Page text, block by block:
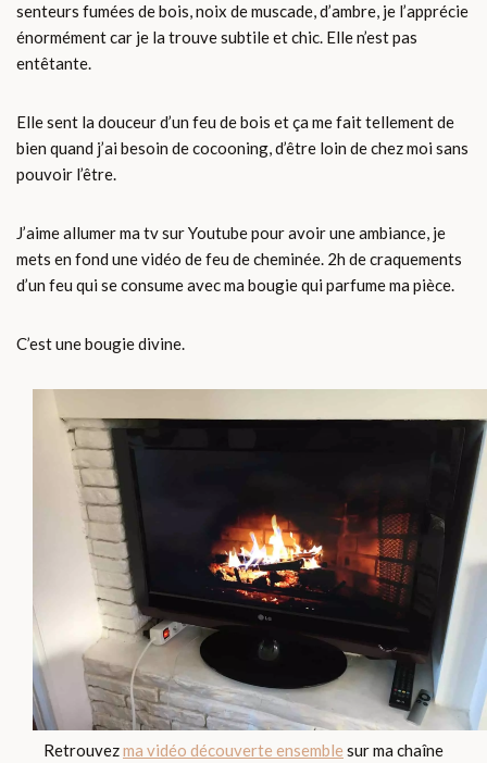
senteurs fumées de bois, noix de muscade, d’ambre, je l’apprécie
énormément car je la trouve subtile et chic. Elle n’est pas
entêtante.
Elle sent la douceur d’un feu de bois et ça me fait tellement de
bien quand j’ai besoin de cocooning, d’être loin de chez moi sans
pouvoir l’être.
J’aime allumer ma tv sur Youtube pour avoir une ambiance, je
mets en fond une vidéo de feu de cheminée. 2h de craquements
d’un feu qui se consume avec ma bougie qui parfume ma pièce.
C’est une bougie divine.
Retrouvezma vidéo découverte ensemble sur ma chaîne